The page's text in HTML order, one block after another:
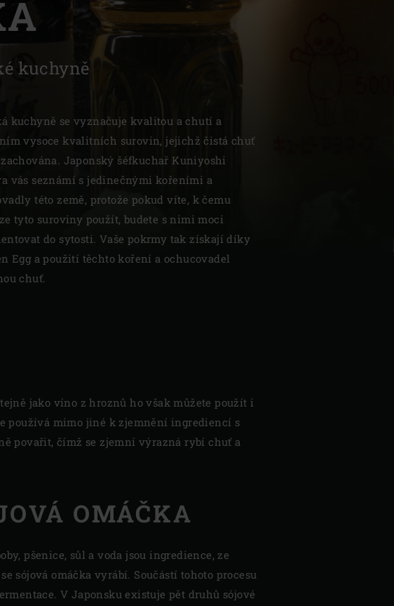
| Slovenija
Sverige
| Schweiz
kuchyně
kuchyně se vyznačuje kvalitou a chutí a
vysoce kvalitních surovin, jejichž čistá chuť
Japonský šéfkuchař Kuniyoshi
vás seznámí s jedinečnými kořeními a
této země, protože pokud víte, k čemu
tyto suroviny použít, budete s nimi moci
do sytosti. Vaše pokrmy tak získají díky
Egg a použití těchto koření a ochucovadel
chuť.
jako víno z hroznů ho však můžete použít i
používá mimo jiné k zjemnění ingrediencí s
povařit, čímž se zjemní výrazná rybí chuť a
OMÁČKA
pšenice, sůl a voda jsou ingredience, ze
sójová omáčka vyrábí. Součástí tohoto procesu
V Japonsku existuje pět druhů sójové